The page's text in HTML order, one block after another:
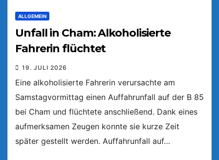
ALLGEMEIN
Unfall in Cham: Alkoholisierte
Fahrerin flüchtet
19. JULI 2026
Eine alkoholisierte Fahrerin verursachte am
Samstagvormittag einen Auffahrunfall auf der B 85
bei Cham und flüchtete anschließend. Dank eines
aufmerksamen Zeugen konnte sie kurze Zeit
später gestellt werden. Auffahrunfall auf…